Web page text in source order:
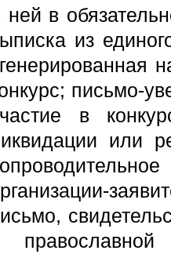
ней в
из
письмо-
в
или
православной